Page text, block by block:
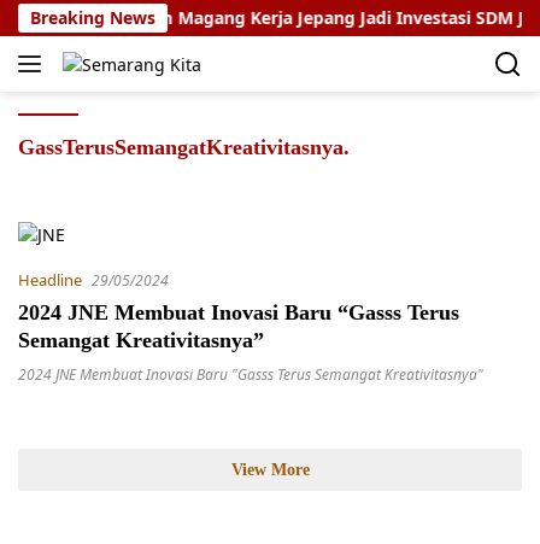
Skip
to
content
Breaking News
Program Magang Kerja Jepang Jadi Investasi SDM
GassTerusSemangatKreativitasnya.
Headline 29/05/2024
2024 JNE Membuat Inovasi Baru “Gasss Terus
Semangat Kreativitasnya”
2024 JNE Membuat Inovasi Baru "Gasss Terus Semangat Kreativitasnya"
View More